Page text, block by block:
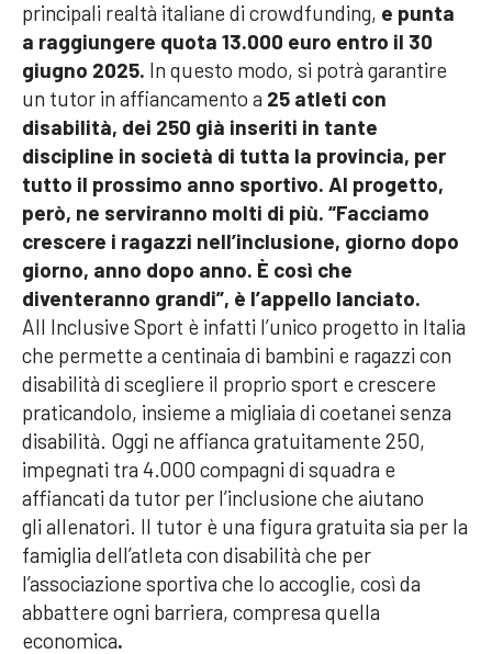
principali realtà italiane di crowdfunding, e punta
a raggiungere quota 13.000 euro entro il 30
giugno 2025. In questo modo, si potrà garantire
un tutor in affiancamento a 25 atleti con
disabilità, dei 250 già inseriti in tante
discipline in società di tutta la provincia, per
tutto il prossimo anno sportivo. Al progetto,
però, ne serviranno molti di più. “Facciamo
crescere i ragazzi nell’inclusione, giorno dopo
giorno, anno dopo anno. È così che
diventeranno grandi”, è l’appello lanciato.
All Inclusive Sport è infatti l’unico progetto in Italia
che permette a centinaia di bambini e ragazzi con
disabilità di scegliere il proprio sport e crescere
praticandolo, insieme a migliaia di coetanei senza
disabilità. Oggi ne affianca gratuitamente 250,
impegnati tra 4.000 compagni di squadra e
affiancati da tutor per l’inclusione che aiutano
gli allenatori. Il tutor è una figura gratuita sia per la
famiglia dell’atleta con disabilità che per
l’associazione sportiva che lo accoglie, così da
abbattere ogni barriera, compresa quella
economica.